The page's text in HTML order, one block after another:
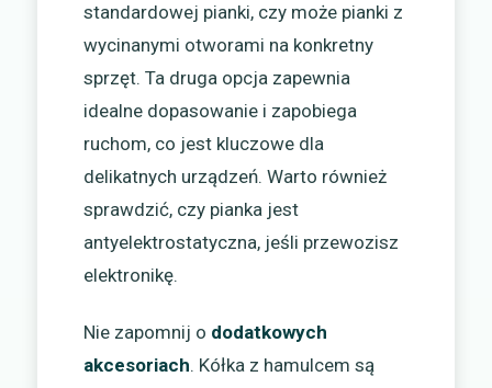
standardowej pianki, czy może pianki z
wycinanymi otworami na konkretny
sprzęt. Ta druga opcja zapewnia
idealne dopasowanie i zapobiega
ruchom, co jest kluczowe dla
delikatnych urządzeń. Warto również
sprawdzić, czy pianka jest
antyelektrostatyczna, jeśli przewozisz
elektronikę.
Nie zapomnij o dodatkowych
akcesoriach. Kółka z hamulcem są